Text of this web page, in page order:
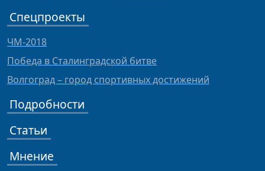
Спецпроекты
ЧМ-2018
Победа в Сталинградской битве
Волгоград – город спортивных достижений
Подробности
Статьи
Мнение